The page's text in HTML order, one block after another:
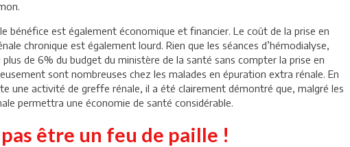
bénéfice est également économique et financier. Le coût de la prise en
chronique est également lourd. Rien que les séances d’hémodialyse,
de 6% du budget du ministère de la santé sans compter la prise en
sont nombreuses chez les malades en épuration extra rénale. En
une activité de greffe rénale, il a été clairement démontré que, malgré les
permettra une économie de santé considérable.
être un feu de paille !